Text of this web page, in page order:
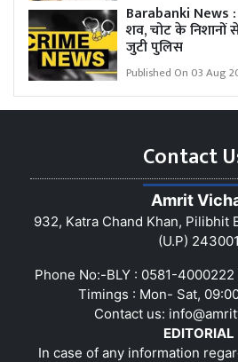
Barabanki News
शव, चोट के निशानों
जुटी पुलिस
Published On 03 Aug
Contact
Amrit
932, Katra Chand Khan, Pilibhit
(U.P) 243001
Phone No:-BLY : 0581-4000222
Timings : Mon- Sat,
Contact us:
EDITORIAL
In case of any information